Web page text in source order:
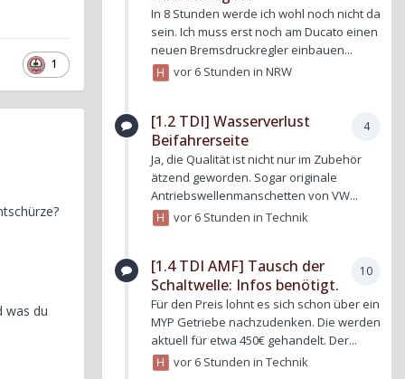
1
was du
In 8 Stunden werde ich wohl noch nicht da
sein. Ich muss erst noch am Ducato einen
neuen Bremsdruckregler einbauen...
vor 6 Stunden inNRW
4
[1.2 TDI] Wasserverlust
Beifahrerseite
Ja, die Qualität ist nicht nur im Zubehör
ätzend geworden. Sogar originale
Antriebswellenmanschetten von VW...
vor 6 Stunden inTechnik
10
[1.4 TDI AMF] Tausch der
Schaltwelle: Infos benötigt.
Für den Preis lohnt es sich schon über ein
MYP Getriebe nachzudenken. Die werden
aktuell für etwa 450€ gehandelt. Der...
vor 6 Stunden inTechnik